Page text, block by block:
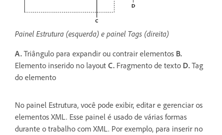
Painel Estrutura (esquerda) e painel Tags (direita)
A. Triângulo para expandir ou contrair elementos B.
Elemento inserido no layout C. Fragmento de texto D. Tag
do elemento
No painel Estrutura, você pode exibir, editar e gerenciar os
elementos XML. Esse painel é usado de várias formas
durante o trabalho com XML. Por exemplo, para inserir no